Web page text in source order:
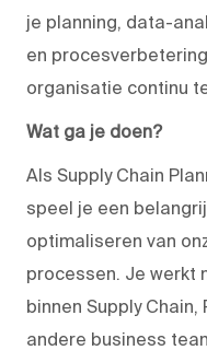
je planning, data-
en
organisatie continu
Wat ga je doen?
Als Supply Chain
speel je een
optimaliseren van
processen. Je werkt
binnen Supply
andere business